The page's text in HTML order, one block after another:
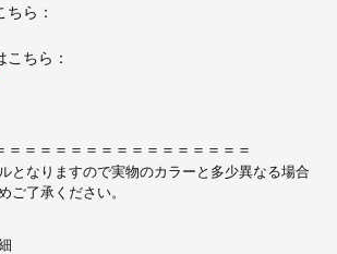
ら：
ちら：
＝＝＝＝＝＝＝＝＝＝＝＝＝＝＝＝
となりますので実物のカラーと多少異なる場合
ご了承ください。